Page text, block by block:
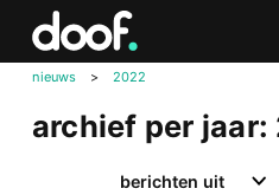
nieuws > 2022
archief per jaar:
berichten uit
Doof.nl